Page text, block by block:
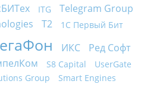
ITG
Telegram Group
Т2 1С Первый Бит
ИКС Ред Софт
S8 Capital
UserGate
Group
Smart Engines